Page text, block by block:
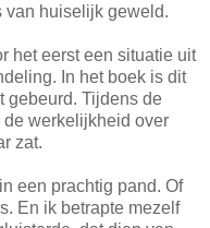
van huiselijk geweld.
het eerst een situatie uit
In het boek is dit
gebeurd. Tijdens de
werkelijkheid over
zat.
een prachtig pand. Of
En ik betrapte mezelf